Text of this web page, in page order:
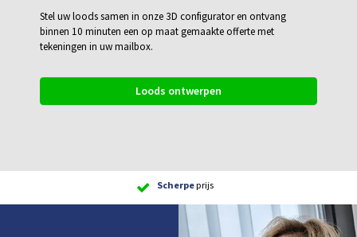
Stel uw loods samen in onze 3D configurator en ontvang
binnen 10 minuten een op maat gemaakte offerte met
tekeningen in uw mailbox.
Loods ontwerpen
Scherpeprijs